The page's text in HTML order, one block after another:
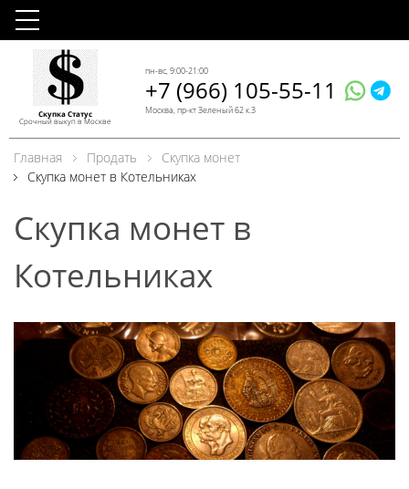
Скупка Статус
Срочный выкуп в Москве
пн-вс, 9:00-21:00
+7 (966) 105-55-11
Москва, пр-кт Зеленый 62 к.3
Главная Продать
Скупка монет
Скупка монет в Котельниках
Скупка монет в
Котельниках